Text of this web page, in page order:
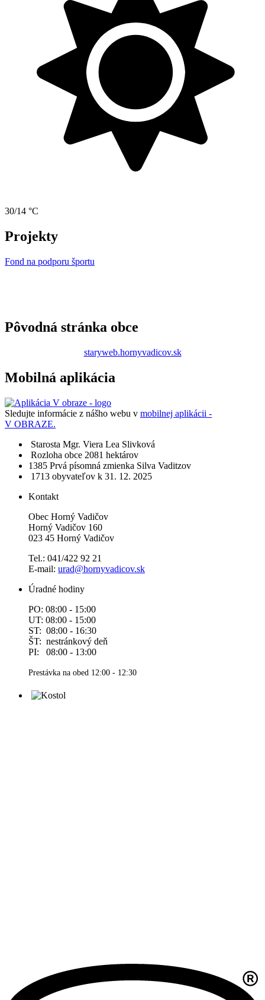
30/14 °C
Projekty
Fond na podporu športu
Pôvodná stránka obce
staryweb.hornyvadicov.sk
Mobilná aplikácia
Sledujte informácie z nášho webu v mobilnej aplikácii -
V OBRAZE.
Starosta Mgr. Viera Lea Slivková
Rozloha obce 2081 hektárov
1385​ Prvá písomná zmienka Silva Vaditzov
1713 obyvateľov k 31. 12. 2025
Kontakt
Obec Horný Vadičov
Horný Vadičov 160
023 45 Horný Vadičov
Tel.: 041/422 92 21
E-mail: urad@hornyvadicov.sk
Úradné hodiny
PO: 08:00 - 15:00
UT: 08:00 - 15:00
ST: 08:00 - 16:30
ŠT: nestránkový deň
PI: 08:00 - 13:00
Prestávka na obed 12:00 - 12:30